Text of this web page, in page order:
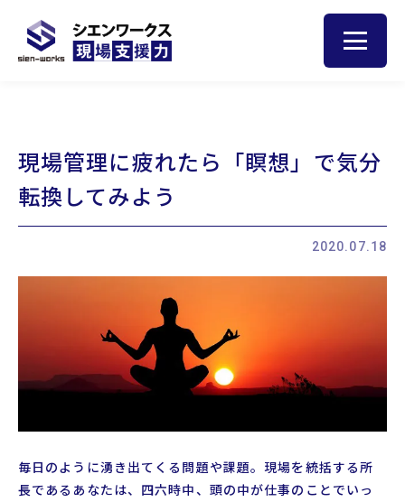
人材育成のヒント
サービス
現場巡視
支援実績
現場管理に疲れたら「瞑想」で気分
転換してみよう
2020.07.18
毎日のように湧き出てくる問題や課題。現場を統括する所
長であるあなたは、四六時中、頭の中が仕事のことでいっ